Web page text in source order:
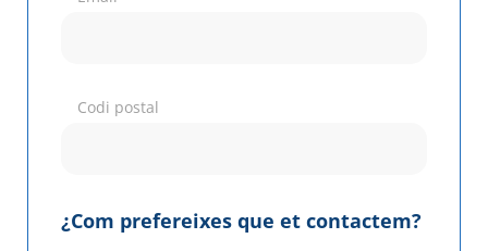
Codi postal
¿Com prefereixes que et contactem?